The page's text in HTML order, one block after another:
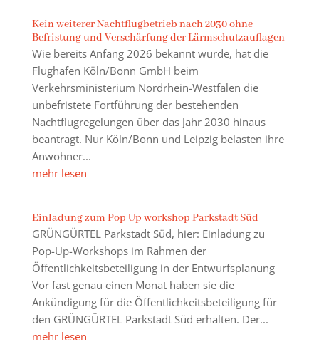
Kein weiterer Nachtflugbetrieb nach 2030 ohne
Befristung und Verschärfung der Lärmschutzauflagen
Wie bereits Anfang 2026 bekannt wurde, hat die
Flughafen Köln/Bonn GmbH beim
Verkehrsministerium Nordrhein-Westfalen die
unbefristete Fortführung der bestehenden
Nachtflugregelungen über das Jahr 2030 hinaus
beantragt. Nur Köln/Bonn und Leipzig belasten ihre
Anwohner...
mehr lesen
Einladung zum Pop Up workshop Parkstadt Süd
GRÜNGÜRTEL Parkstadt Süd, hier: Einladung zu
Pop-Up-Workshops im Rahmen der
Öffentlichkeitsbeteiligung in der Entwurfsplanung
Vor fast genau einen Monat haben sie die
Ankündigung für die Öffentlichkeitsbeteiligung für
den GRÜNGÜRTEL Parkstadt Süd erhalten. Der...
mehr lesen